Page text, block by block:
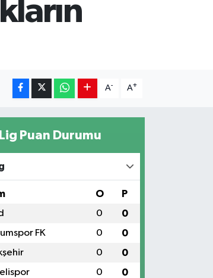
A- A+
Puan Durumu
O P
0 0
FK 0 0
0 0
0 0